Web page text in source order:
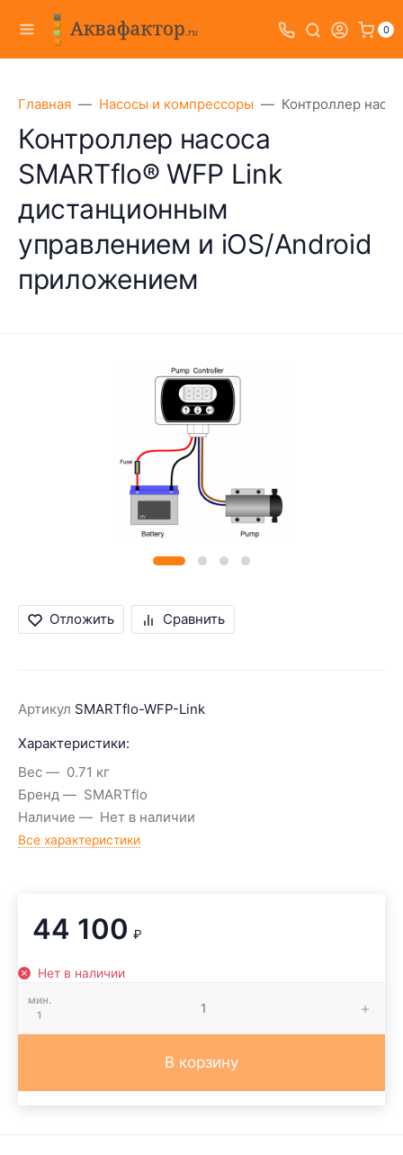
0
Главная Насосы и компрессоры Контроллер
Контроллер насоса
SMARTflo® WFP Link
дистанционным
управлением и iOS/Android
приложением
Отложить Сравнить
Артикул SMARTflo-WFP-Link
Характеристики:
Вес
0.71 кг
Бренд
SMARTflo
Наличие
Нет в наличии
Все характеристики
44 100 ₽
Нет в наличии
мин.
1
В корзину